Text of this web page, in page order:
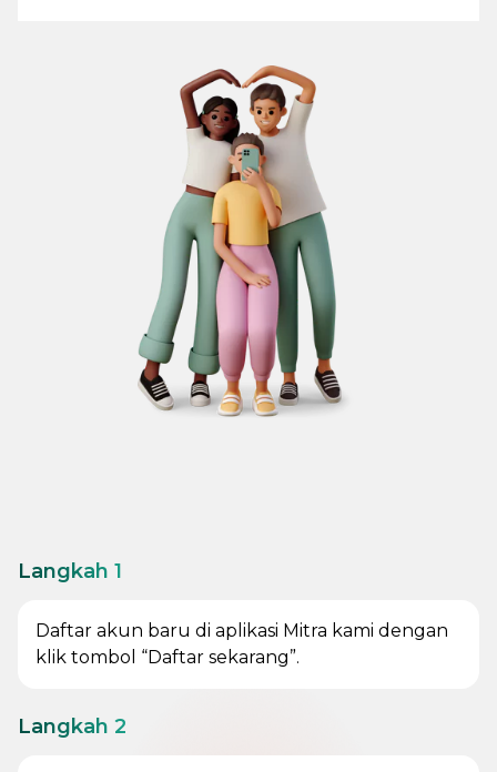
Langkah 1
Daftar akun baru di aplikasi Mitra kami dengan
klik tombol “Daftar sekarang”.
Langkah 2